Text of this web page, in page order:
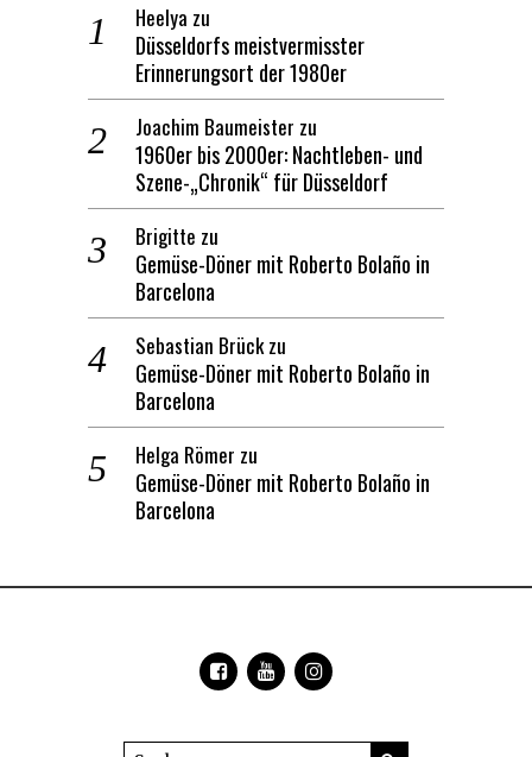
Heelya zu
Düsseldorfs meistvermisster
Erinnerungsort der 1980er
Joachim Baumeister zu
1960er bis 2000er: Nachtleben- und
Szene-„Chronik“ für Düsseldorf
Brigitte zu
Gemüse-Döner mit Roberto Bolaño in
Barcelona
Sebastian Brückzu
Gemüse-Döner mit Roberto Bolaño in
Barcelona
Helga Römer zu
Gemüse-Döner mit Roberto Bolaño in
Barcelona